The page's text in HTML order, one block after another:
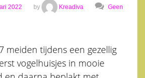
2022 by Kreadiva Geen
meiden tijdens een gezellig
vogelhuisjes in mooie